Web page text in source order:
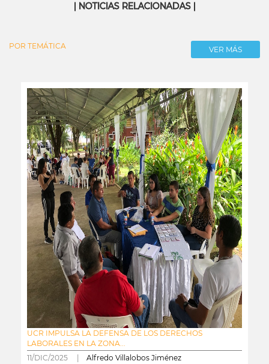
| NOTICIAS RELACIONADAS |
POR TEMÁTICA VER MÁS
UCR IMPULSA LA DEFENSA DE LOS DERECHOS
LABORALES EN LA ZONA...
11/DIC/2025 | Alfredo Villalobos Jiménez